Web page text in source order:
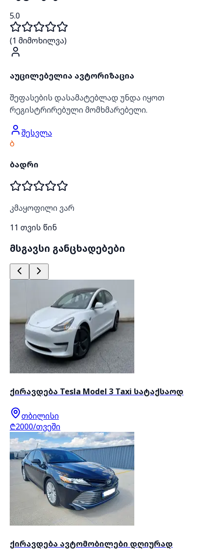
5.0
(1 მიმოხილვა)
აუცილებელია ავტორიზაცია
შეფასების დასამატებლად უნდა იყოთ
რეგისტრირებული მომხმარებელი.
შესვლა
Ბ
ბადრი
კმაყოფილი ვარ
11 თვის წინ
მსგავსი განცხადებები
ქირავდება Tesla Model 3 Taxi სატაქსაოდ
თბილისი
₾2000/თვეში
ქირავდება ავტომობილები დღიურად